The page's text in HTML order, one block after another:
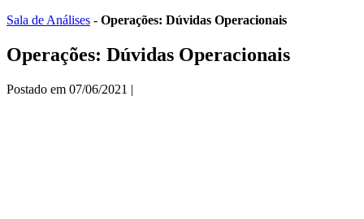
Ir
o
conteúdo
Sala de Análises - Operações: Dúvidas Operacionais
Operações: Dúvidas Operacionais
Postado em 07/06/2021 |